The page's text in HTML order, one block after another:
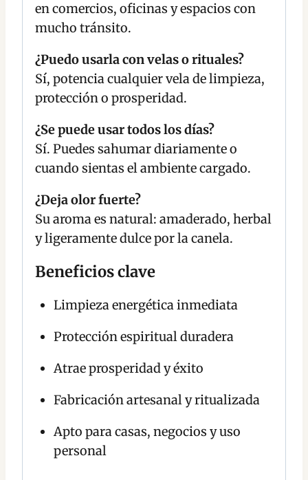
en comercios, oficinas y espacios con
mucho tránsito.
¿Puedo usarla con velas o rituales?
Sí, potencia cualquier vela de limpieza,
protección o prosperidad.
¿Se puede usar todos los días?
Sí. Puedes sahumar diariamente o
cuando sientas el ambiente cargado.
¿Deja olor fuerte?
Su aroma es natural: amaderado, herbal
y ligeramente dulce por la canela.
Beneficios clave
Limpieza energética inmediata
Protección espiritual duradera
Atrae prosperidad y éxito
Fabricación artesanal y ritualizada
Apto para casas, negocios y uso
personal